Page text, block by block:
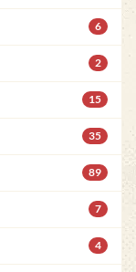
6
2
15
35
89
7
4